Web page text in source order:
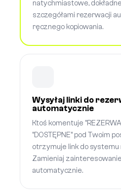
natychmiastowe,
szczegółami rezerwacji
ręcznego kopiowania.
Wysyłaj linki do
automatycznie
Ktoś komentuje
"DOSTĘPNE" pod Twoim
otrzymuje link do systemu
Zamieniaj
automatycznie.